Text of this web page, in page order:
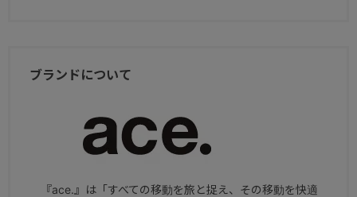
ブランドについて
『ace.』は「すべての移動を旅と捉え、その移動を快適